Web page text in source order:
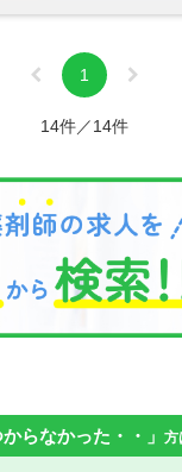
1
14件／14件
らなかった・・」 方